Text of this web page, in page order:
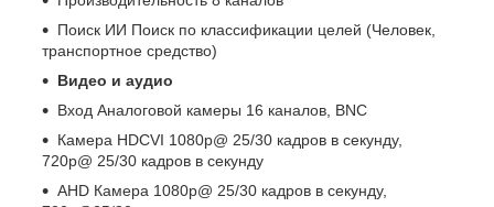
Поиск ИИ Поиск по классификации целей (Человек,
транспортное средство)
Видео и аудио
Вход Аналоговой камеры 16 каналов, BNC
Камера HDCVI 1080p@ 25/30 кадров в секунду,
720p@ 25/30 кадров в секунду
AHD Камера 1080p@ 25/30 кадров в секунду,